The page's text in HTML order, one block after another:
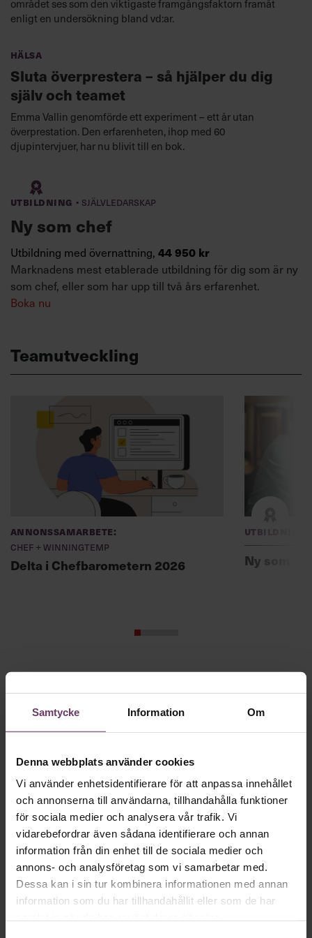
Samtycke Information Om
Denna webbplats använder cookies
Vi använder enhetsidentifierare för att anpassa innehållet
och annonserna till användarna, tillhandahålla funktioner
för sociala medier och analysera vår trafik. Vi
vidarebefordrar även sådana identifierare och annan
information från din enhet till de sociala medier och
annons- och analysföretag som vi samarbetar med.
Dessa kan i sin tur kombinera informationen med annan
information som du har tillhandahållit eller som de har
området ses som den viktigaste framgångsfaktorn framåt
enligt en undersökning bland vd:ar.
Hälsa
Sluta överprestera – så hjälper du dig
själv och teamet
Emma Vallin genomförde ett experiment – ett år utan
överprestation. Den erfarenheten, ihop med 60
djupintervjuer, har nu blivit till en bok.
Utbildning · Självledarskap
Ny som chef
Utbildning med övernattning, 44 950 kr
Marknadens mest etablerade utbildning för dig som är ny
som chef, eller som har upp till två års erfarenhet.
Boka nu
Teamutveckling
Annonssamarbete:
Chef + Winningtemp
Delta i Chefbarometern 2026
Utbildning
Ny som
Skriv som en vd med en
app
text till korthugget vd-språk – utan
artighetsfraser, men gärna stavfel – vara
vägen för den som vill nå fram till
toppcheferna?
Kommunikation
Text:Fredrik Kullberg